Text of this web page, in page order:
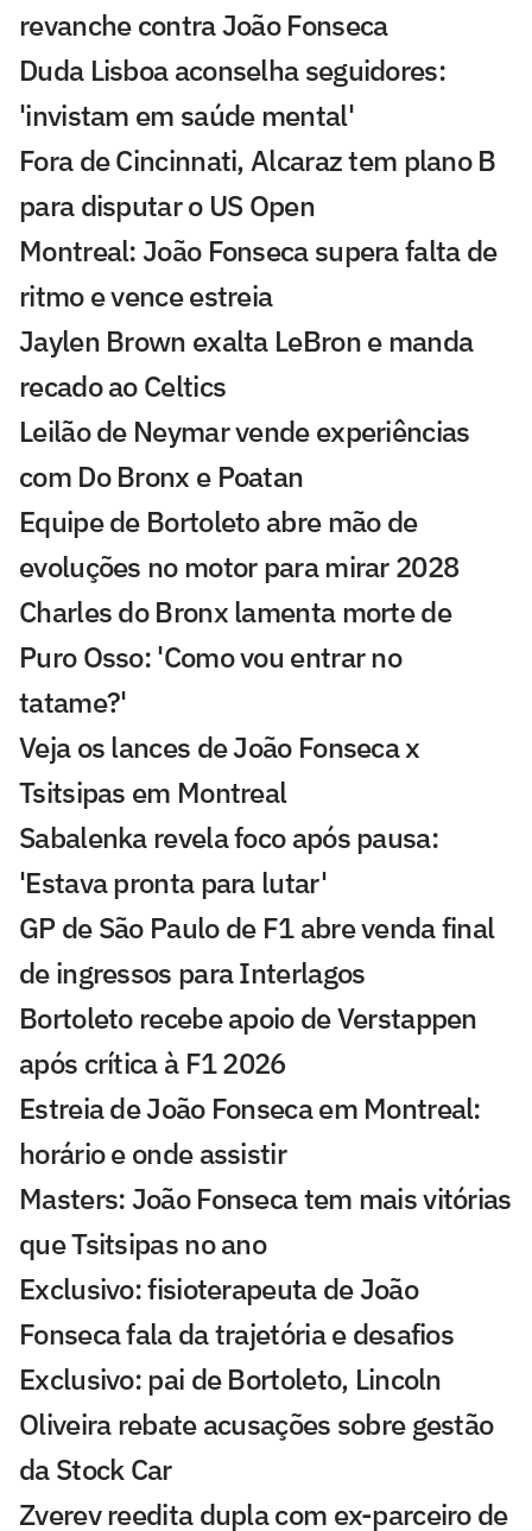
revanche contra João Fonseca
Duda Lisboa aconselha seguidores:
'invistam em saúde mental'
Fora de Cincinnati, Alcaraz tem plano B
para disputar o US Open
Montreal: João Fonseca supera falta de
ritmo e vence estreia
Jaylen Brown exalta LeBron e manda
recado ao Celtics
Leilão de Neymar vende experiências
com Do Bronx e Poatan
Equipe de Bortoleto abre mão de
evoluções no motor para mirar 2028
Charles do Bronx lamenta morte de
Puro Osso: 'Como vou entrar no
tatame?'
Veja os lances de João Fonseca x
Tsitsipas em Montreal
Sabalenka revela foco após pausa:
'Estava pronta para lutar'
GP de São Paulo de F1 abre venda final
de ingressos para Interlagos
Bortoleto recebe apoio de Verstappen
após crítica à F1 2026
Estreia de João Fonseca em Montreal:
horário e onde assistir
Masters: João Fonseca tem mais vitórias
que Tsitsipas no ano
Exclusivo: fisioterapeuta de João
Fonseca fala da trajetória e desafios
Exclusivo: pai de Bortoleto, Lincoln
Oliveira rebate acusações sobre gestão
da Stock Car
Zverev reedita dupla com ex-parceiro de